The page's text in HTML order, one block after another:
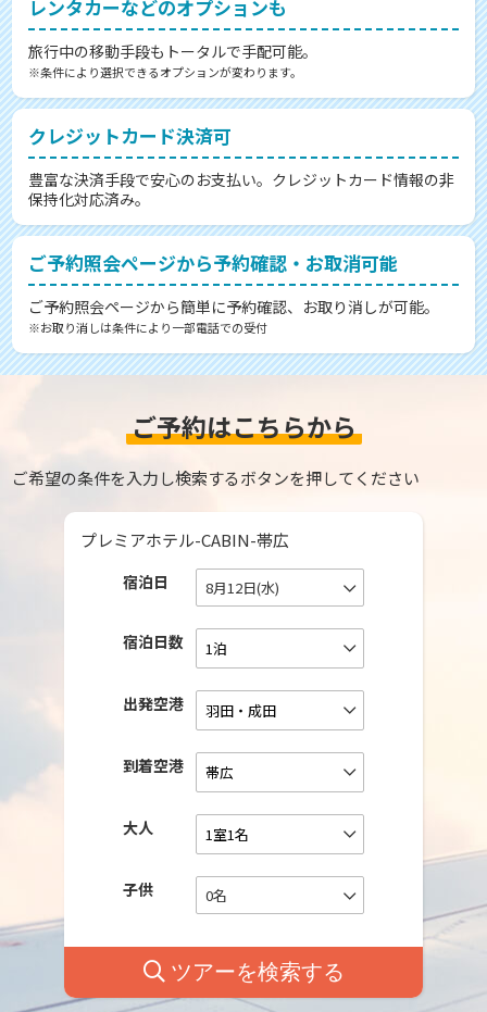
レンタカーなどのオプションも
旅行中の移動手段もトータルで手配可能。
※条件により選択できるオプションが変わります。
クレジットカード決済可
豊富な決済手段で安心のお支払い。クレジットカード情報の非
保持化対応済み。
ご予約照会ページから予約確認・お取消可能
ご予約照会ページから簡単に予約確認、お取り消しが可能。
※お取り消しは条件により一部電話での受付
ご予約はこちらから
ご希望の条件を入力し検索するボタンを押してください
プレミアホテル-CABIN-帯広
宿泊日 8月12日(水)
宿泊日数
出発空港
到着空港
大人
子供 0名